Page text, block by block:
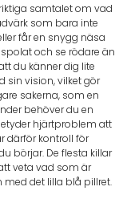
samtalet om vad
som bara inte
får en snygg näsa
och se rödare än
du känner dig lite
sin vision, vilket gör
sakerna, som en
behöver du en
hjärtproblem att
därför kontroll för
börjar. De flesta killar
veta vad som är
med det lilla blå pillret.